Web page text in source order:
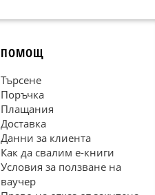
ПОМОЩ
Търсене
Поръчка
Плащания
Доставка
Данни за клиента
Как да свалим е-книги
Условия за ползване на
ваучер